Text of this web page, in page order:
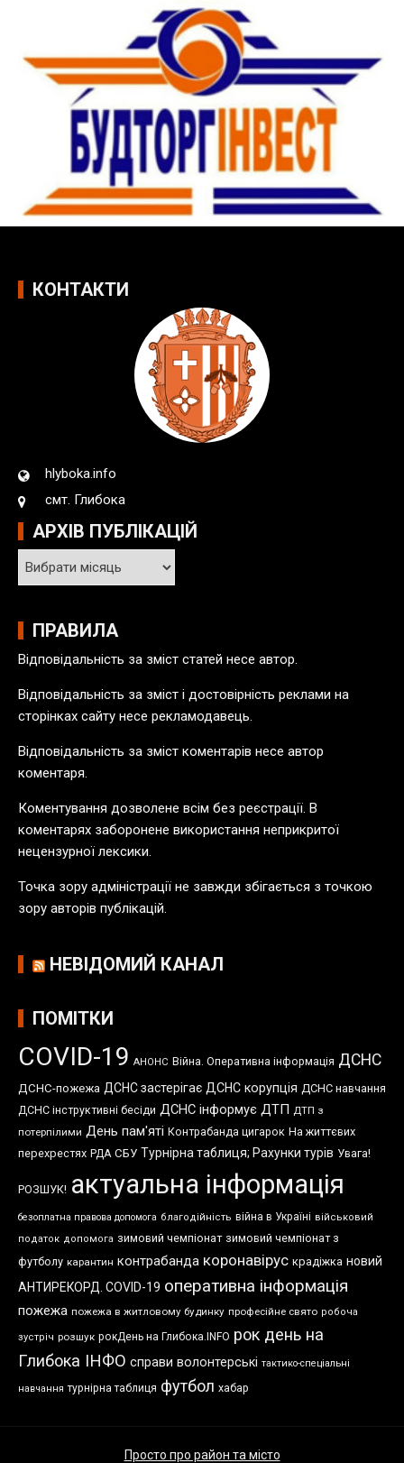
КОНТАКТИ
hlyboka.info
смт. Глибока
АРХІВ ПУБЛІКАЦІЙ
А
р
і
п
у
б
і
к
ПРАВИЛА
Відповідальність за зміст статей несе автор.
Відповідальність за зміст і достовірність реклами на
сторінках сайту несе рекламодавець.
Відповідальність за зміст коментарів несе автор
коментаря.
Коментування дозволене всім без реєстрації. В
коментарях заборонене використання неприкритої
нецензурної лексики.
Точка зору адміністрації не завжди збігається з точкою
зору авторів публікацій.
НЕВІДОМИЙ КАНАЛ
ПОМІТКИ
COVID-19 АНОНС Війна. Оперативна інформація ДСНС
ДСНС-пожежа ДСНС застерігає ДСНС корупція ДСНС навчання
ДСНС інструктивні бесіди ДСНС інформує ДТП ДТП з
потерпілими День пам'яті Контрабанда цигарок На життєвих
перехрестях РДА СБУ Турнірна таблиця; Рахунки турів Увага!
РОЗШУК! актуальна інформація
безоплатна правова допомога благодійність війна в Україні військовий
податок допомога зимовий чемпіонат зимовий чемпіонат з
футболу карантин контрабанда коронавірус крадіжка новий
АНТИРЕКОРД. COVID-19 оперативна інформація
пожежа пожежа в житловому будинку професійне свято робоча
зустріч розшук рокДень на Глибока.INFO рок день на
Глибока ІНФО справи волонтерські тактико-спеціальні
навчання турнірна таблиця футбол хабар
Просто про район та місто